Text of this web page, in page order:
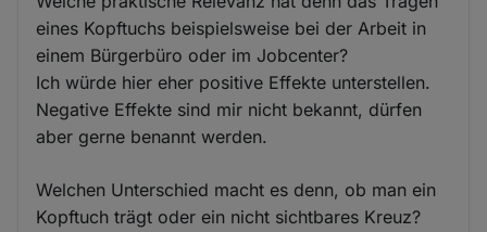
eines Kopftuchs beispielsweise bei der Arbeit in
einem Bürgerbüro oder im Jobcenter?
Ich würde hier eher positive Effekte unterstellen.
Negative Effekte sind mir nicht bekannt, dürfen
aber gerne benannt werden.
Welchen Unterschied macht es denn, ob man ein
Kopftuch trägt oder ein nicht sichtbares Kreuz?